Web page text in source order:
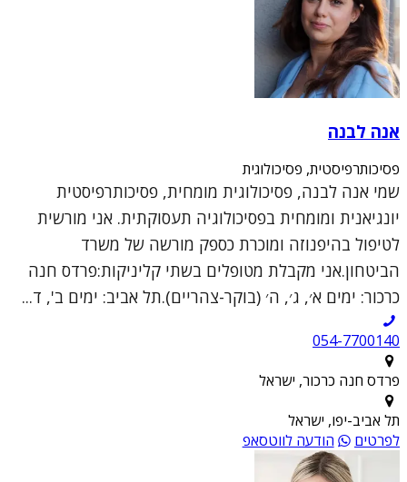
אנה לבנה
פסיכותרפיסטית, פסיכולוגית
שמי אנה לבנה, פסיכולוגית מומחית, פסיכותרפיסטית
יונגיאנית ומומחית בפסיכולוגיה תעסוקתית. אני מורשית
לטיפול בהיפנוזה ומוכרת כספק מורשה של משרד
הביטחון.אני מקבלת מטופלים בשתי קליניקות:פרדס חנה
כרכור: ימים א׳, ג׳, ה׳ (בוקר-צהריים).תל אביב: ימים ב', ד...
054-7700140
פרדס חנה כרכור, ישראל
תל אביב-יפו, ישראל
לפרטים
הודעה לווטסאפ